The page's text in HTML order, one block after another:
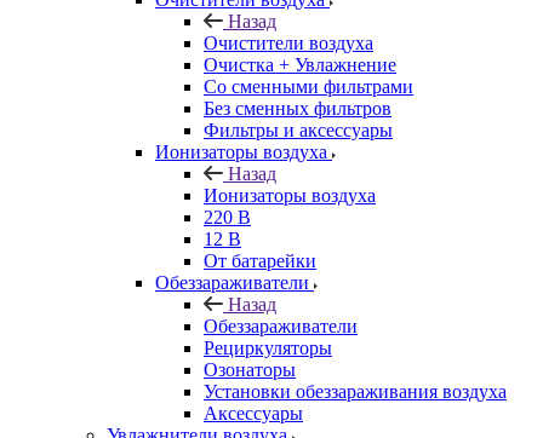
Назад
Очистители воздуха
Очистка + Увлажнение
Cо сменными фильтрами
Без сменных фильтров
Фильтры и аксессуары
Ионизаторы воздуха
Назад
Ионизаторы воздуха
220 В
12 В
От батарейки
Обеззараживатели
Назад
Обеззараживатели
Рециркуляторы
Озонаторы
Установки обеззараживания воздуха
Аксессуары